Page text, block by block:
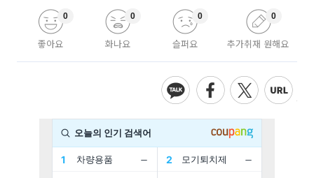
좋아요
0
화나요
0
슬퍼요
0
추가취재 원해요
0